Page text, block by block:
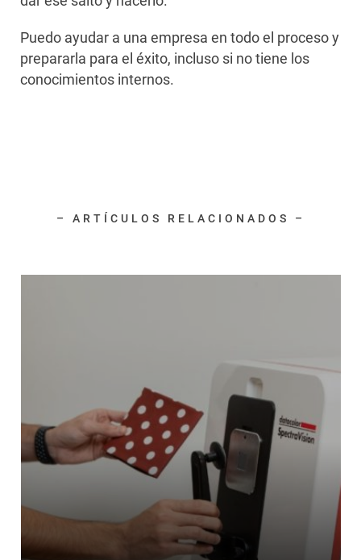
Puedo ayudar a una empresa en todo el proceso y
prepararla para el éxito, incluso si no tiene los
conocimientos internos.
– ARTÍCULOS RELACIONADOS –